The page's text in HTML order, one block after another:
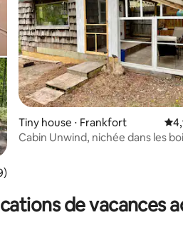
moyenne sur la base de 119
Tiny house ⋅ Frankfort
Cabin Unwind, nichée dans les
de vacances